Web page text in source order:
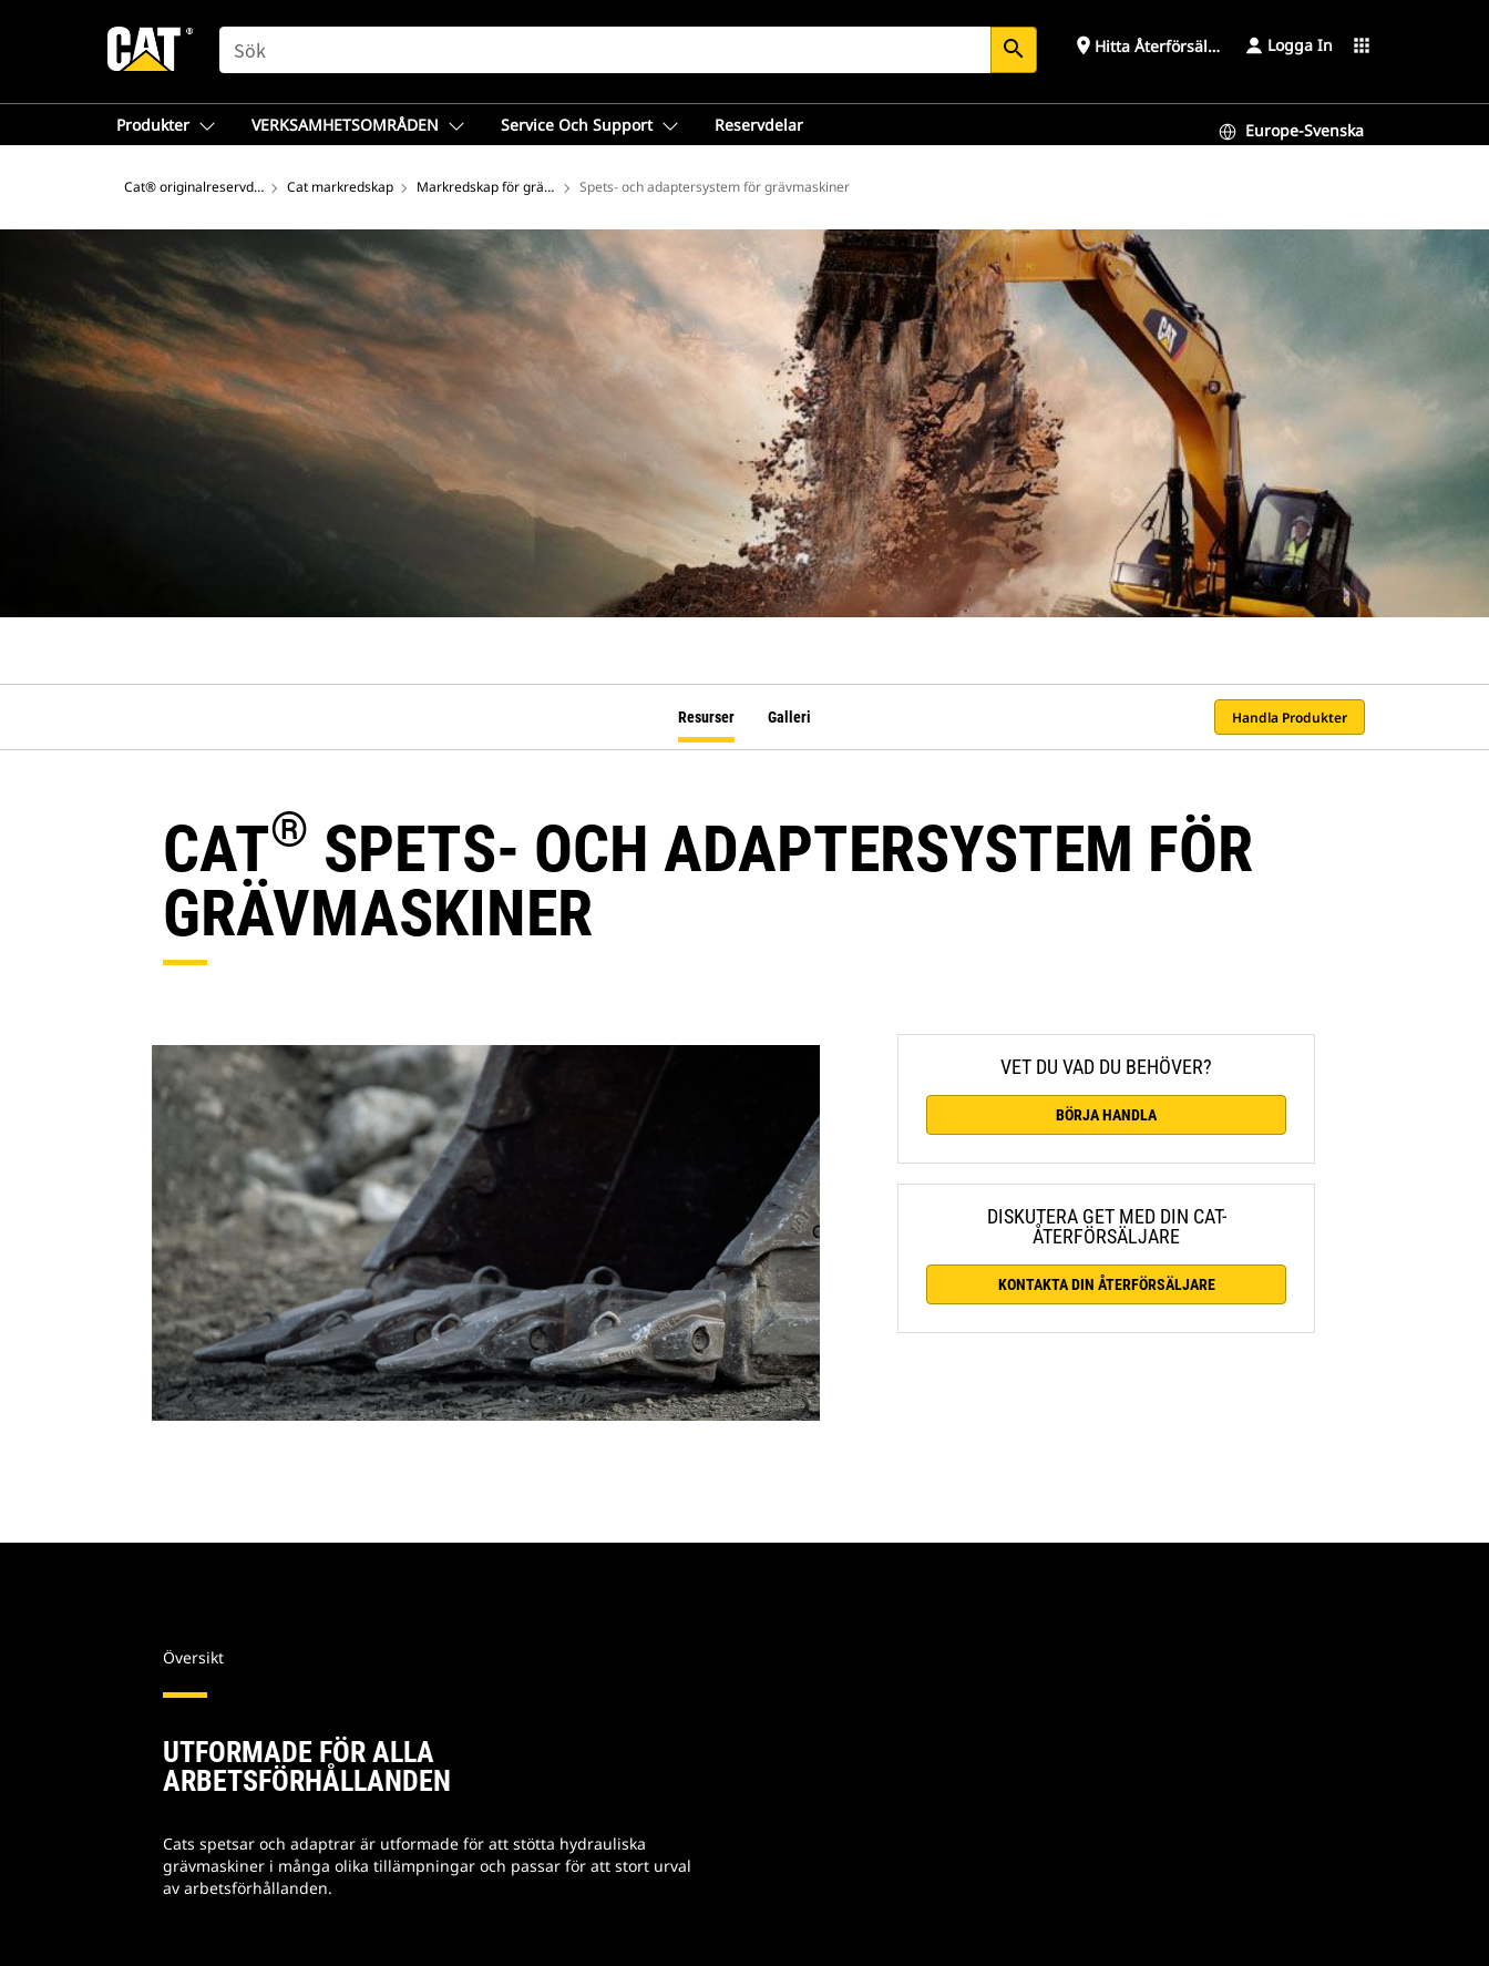
SEARCH search place Hitta Återförsäljare Logga In apps
Produkter VERKSAMHETSOMRÅDEN Service Och Support Reservdelar Europe-Svenska
Cat® originalreservdelar Cat markredskap Markredskap för grävmaskinerSpets- och adaptersystem för grävmaskiner
Resurser Galleri Handla Produkter
CAT® SPETS- OCH ADAPTERSYSTEM FÖR
GRÄVMASKINER
VET DU VAD DU BEHÖVER?
BÖRJA HANDLA
DISKUTERA GET MED DIN CAT-
ÅTERFÖRSÄLJARE
KONTAKTA DIN ÅTERFÖRSÄLJARE
Översikt
UTFORMADE FÖR ALLA
ARBETSFÖRHÅLLANDEN
Cats spetsar och adaptrar är utformade för att stötta hydrauliska
grävmaskiner i många olika tillämpningar och passar för att stort urval
av arbetsförhållanden.